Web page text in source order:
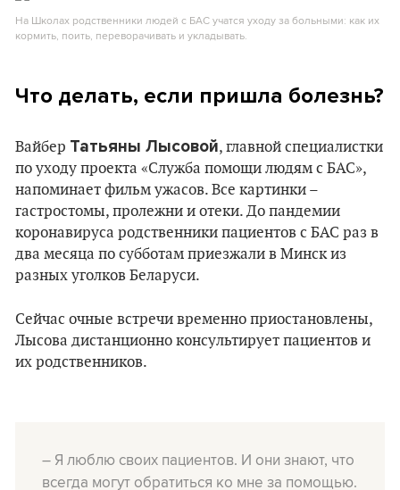
На Школах родственники людей с БАС учатся уходу за больными: как их
кормить, поить, переворачивать и укладывать.
Что делать, если пришла болезнь?
Вайбер Татьяны Лысовой, главной специалистки
по уходу проекта «Служба помощи людям с БАС»,
напоминает фильм ужасов. Все картинки –
гастростомы, пролежни и отеки. До пандемии
коронавируса родственники пациентов с БАС раз в
два месяца по субботам приезжали в Минск из
разных уголков Беларуси.
Сейчас очные встречи временно приостановлены,
Лысова дистанционно консультирует пациентов и
их родственников.
– Я люблю своих пациентов. И они знают, что
всегда могут обратиться ко мне за помощью.